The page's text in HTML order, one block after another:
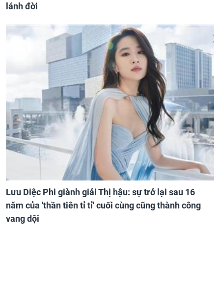
lánh đời
Lưu Diệc Phi giành giải Thị hậu: sự trở lại sau 16
năm của 'thần tiên tỉ tỉ' cuối cùng cũng thành công
vang dội